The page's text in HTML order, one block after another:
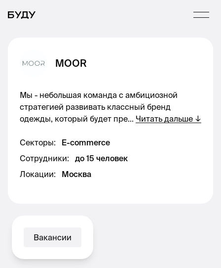
MOOR
Мы - небольшая команда с амбициозной
стратегией развивать классный бренд
одежды, который будет пре... Читать дальше ↓
Секторы:
E-commerce
Сотрудники:
до 15 человек
Локации: Москва
Вакансии